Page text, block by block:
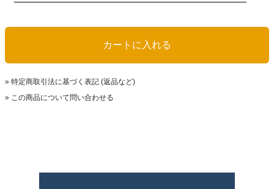
» 特定商取引法に基づく表記 (返品など)
» この商品について問い合わせる